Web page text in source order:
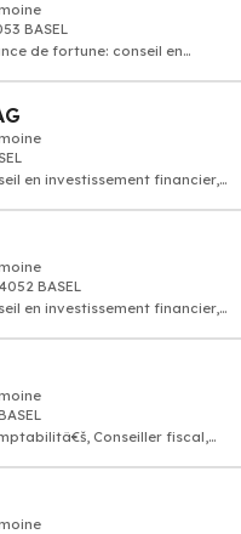
BASEL
de fortune: conseil en
en investissement financier,
BASEL
en investissement financier,
Conseiller fiscal,